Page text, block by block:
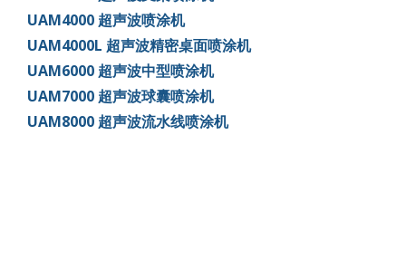
UAM4000 超声波喷涂机
UAM4000L 超声波精密桌面喷涂机
UAM6000 超声波中型喷涂机
UAM7000 超声波球囊喷涂机
UAM8000 超声波流水线喷涂机